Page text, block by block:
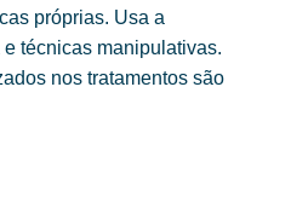
próprias. Usa a
técnicas manipulativas.
nos tratamentos são